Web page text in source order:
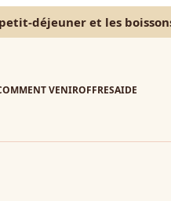
déjeuner et les
VENIROFFRESAIDE